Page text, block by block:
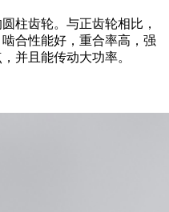
柱齿轮。与正齿轮相比，
合性能好，重合率高，强
并且能传动大功率。